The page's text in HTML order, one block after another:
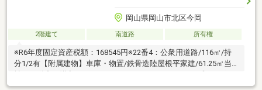
岡山県岡山市北区今岡
2階建て 南道路 所有権
※R6年度固定資産税額：168545円※22番4：公衆用道路/116㎡/持
分1/2有【附属建物】車庫・物置/鉄骨造陸屋根平家建/61.25㎡当
トいたします。高い技術力とデザイン力で失敗しないリフォーム